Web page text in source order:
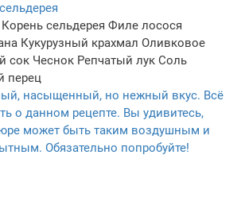
Корень сельдерея Филе лосося
Кукурузный крахмал Оливковое
сок Чеснок Репчатый лук Соль
перец
насыщенный, но нежный вкус. Всё
о данном рецепте. Вы удивитесь,
может быть таким воздушным и
Обязательно попробуйте!